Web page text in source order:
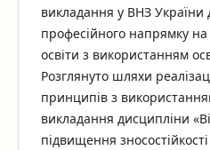
викладання у ВНЗ України
професійного напрямку на
освіти з використанням
Розглянуто шляхи
принципів з
викладання дисципліни
підвищення